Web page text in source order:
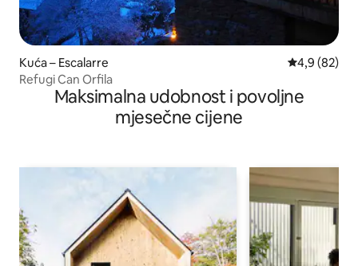
Kuća – Escalarre Prosječna
4,9 (82)
Refugi Can Orfila
Maksimalna udobnost i povoljne
mjesečne cijene